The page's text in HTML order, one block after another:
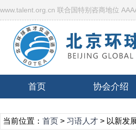
www.talent.org.cn 联合国特别咨商地位
首页 协会介绍
当前位置： 首页 > 习语人才 > 以新发